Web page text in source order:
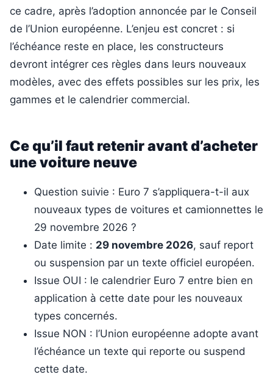
ce cadre, après l’adoption annoncée par le Conseil
de l’Union européenne. L’enjeu est concret : si
l’échéance reste en place, les constructeurs
devront intégrer ces règles dans leurs nouveaux
modèles, avec des effets possibles sur les prix, les
gammes et le calendrier commercial.
Ce qu’il faut retenir avant d’acheter
une voiture neuve
Question suivie : Euro 7 s’appliquera-t-il aux
nouveaux types de voitures et camionnettes le
29 novembre 2026 ?
Date limite : 29 novembre 2026, sauf report
ou suspension par un texte officiel européen.
Issue OUI : le calendrier Euro 7 entre bien en
application à cette date pour les nouveaux
types concernés.
Issue NON : l’Union européenne adopte avant
l’échéance un texte qui reporte ou suspend
cette date.